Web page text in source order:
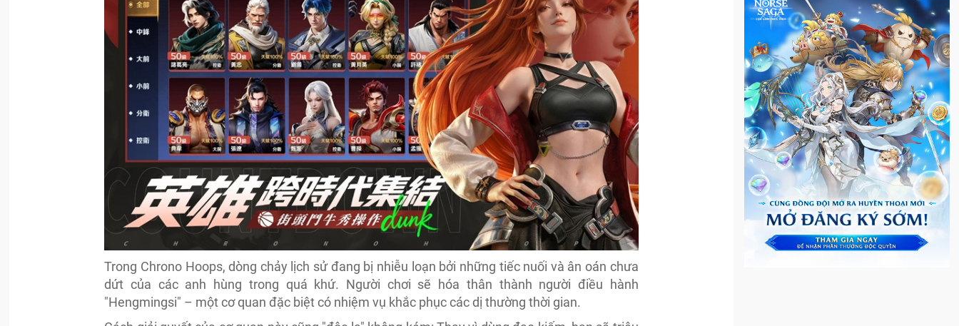
Trong Chrono Hoops, dòng chảy lịch sử đang bị nhiễu loạn bởi những tiếc nuối và ân oán chưa
dứt của các anh hùng trong quá khứ. Người chơi sẽ hóa thân thành người điều hành
"Hengmingsi" – một cơ quan đặc biệt có nhiệm vụ khắc phục các dị thường thời gian.